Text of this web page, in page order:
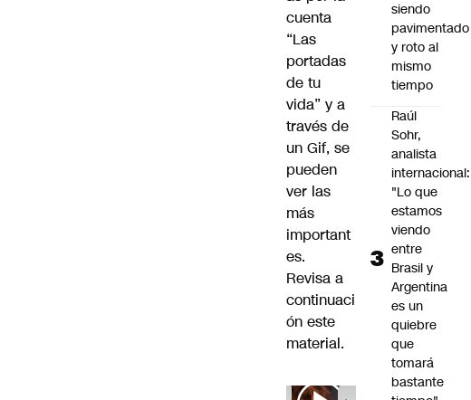
cuenta
“Las
portadas
de tu
vida” y a
través de
un Gif, se
pueden
ver las
más
important
es.
Revisa a
continuaci
ón este
material.
siendo
pavimentado
y roto al
mismo
tiempo
Raúl
Sohr,
analista
internacional:
"Lo que
estamos
viendo
entre
Brasil y
Argentina
es un
quiebre
que
tomará
bastante